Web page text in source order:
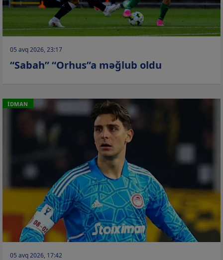
05 avq 2026, 23:17
“Sabah” “Orhus”a məğlub oldu
İDMAN
05 avq 2026, 17:42